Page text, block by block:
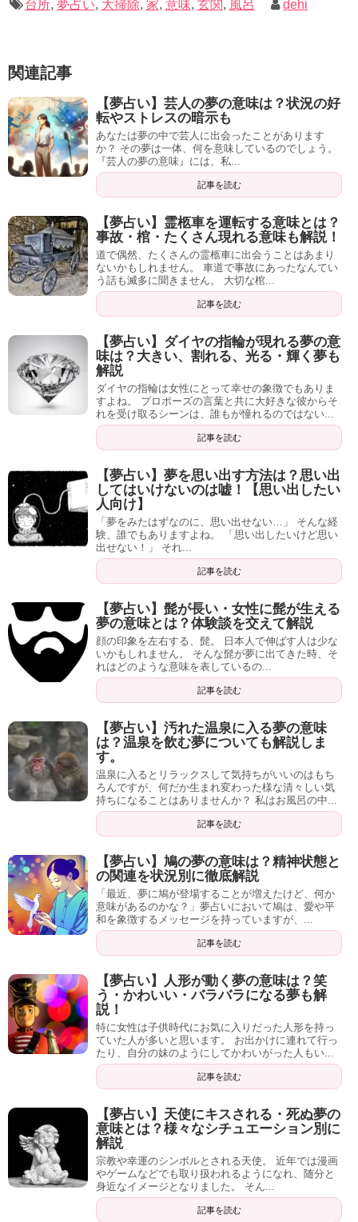
記事の続きを読む
夢で掃除がしっかり出来ていたか・汚れが残っていたのか
によって意味が変わる傾向にあります。
現実でも夢でも、掃除をしっかりおこなう事が運気の上昇
に繋がるようです。
最後までご覧いただき、ありがとうございました。
関連記事 【夢占い】玄関がシンボルの夢の意味とは？玄鍵・ドアが壊れる・掃除する夢の意味も解説
関連記事
台所, 夢占い, 大掃除, 家, 意味, 玄関, 風呂 dehi
関連記事
【夢占い】芸人の夢の意味は？状況の好
転やストレスの暗示も
あなたは夢の中で芸人に出会ったことがあります
か？ その夢は一体、何を意味しているのでしょう。
『芸人の夢の意味』には、私...
記事を読む
【夢占い】霊柩車を運転する意味とは？
事故・棺・たくさん現れる意味も解説！
道で偶然、たくさんの霊柩車に出会うことはあまり
ないかもしれません。 車道で事故にあったなんてい
う話も滅多に聞きません。 大切な棺...
記事を読む
【夢占い】ダイヤの指輪が現れる夢の意
味は？大きい、割れる、光る・輝く夢も
解説
ダイヤの指輪は女性にとって幸せの象徴でもありま
すよね。 プロポーズの言葉と共に大好きな彼からそ
れを受け取るシーンは、誰もが憧れるのではない...
記事を読む
【夢占い】夢を思い出す方法は？思い出
してはいけないのは嘘！【思い出したい
人向け】
「夢をみたはずなのに、思い出せない…」 そんな経
験、誰でもありますよね。 「思い出したいけど思い
出せない！」 それ...
記事を読む
【夢占い】髭が長い・女性に髭が生える
夢の意味とは？体験談を交えて解説
顔の印象を左右する、髭。 日本人で伸ばす人は少な
いかもしれません。 そんな髭が夢に出てきた時、そ
れはどのような意味を表しているの...
記事を読む
【夢占い】汚れた温泉に入る夢の意味
は？温泉を飲む夢についても解説しま
す。
温泉に入るとリラックスして気持ちがいいのはもち
ろんですが、何だか生まれ変わった様な清々しい気
持ちになることはありませんか？ 私はお風呂の中...
記事を読む
【夢占い】鳩の夢の意味は？精神状態と
の関連を状況別に徹底解説
「最近、夢に鳩が登場することが増えたけど、何か
意味があるのかな？」夢占いにおいて鳩は、愛や平
和を象徴するメッセージを持っていますが、...
記事を読む
【夢占い】人形が動く夢の意味は？笑
う・かわいい・バラバラになる夢も解
説！
特に女性は子供時代にお気に入りだった人形を持っ
ていた人が多いと思います。 お出かけに連れて行っ
たり、自分の妹のようにしてかわいがった人もい...
記事を読む
【夢占い】天使にキスされる・死ぬ夢の
意味とは？様々なシチュエーション別に
解説
宗教や幸運のシンボルとされる天使。 近年では漫画
やゲームなどでも取り扱われるようになれ、随分と
身近なイメージとなりました。 そん...
記事を読む